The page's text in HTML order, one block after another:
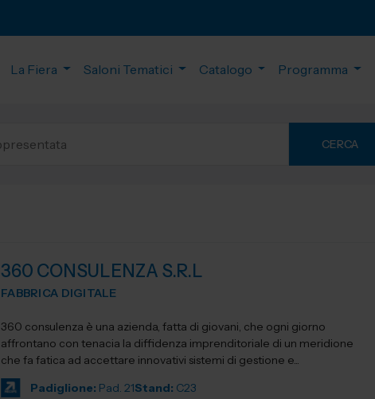
La Fiera Saloni Tematici Catalogo Programma
CERCA
360 CONSULENZA S.R.L
FABBRICA DIGITALE
360 consulenza è una azienda, fatta di giovani, che ogni giorno
affrontano con tenacia la diffidenza imprenditoriale di un meridione
che fa fatica ad accettare innovativi sistemi di gestione e...
Padiglione: Pad. 21Stand: C23